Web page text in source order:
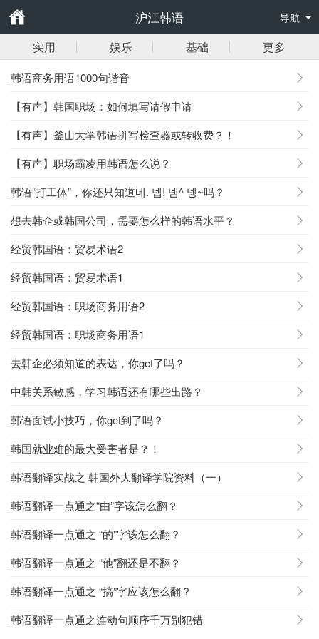
沪江韩语 导航
实用 娱乐 基础 更多
韩语商务用语1000句谐音
【有声】韩国职场：如何填写请假申请
【有声】釜山大学韩语拼写检查器或转收费？！
【有声】职场霸凌用韩语怎么说？
韩语“打工体”，你还只知道네. 넵! 넴^ 넹~吗？
想去韩企或韩国公司，需要怎么样的韩语水平？
经贸韩国语：贸易术语2
经贸韩国语：贸易术语1
经贸韩国语：职场商务用语2
经贸韩国语：职场商务用语1
去韩企必须知道的表达，你get了吗？
中韩关系敏感，学习韩语还有哪些出路？
韩语面试小技巧，你get到了吗？
韩国就业难的最大受害者是？！
韩语翻译实战之 韩国外大翻译学院资料（一）
韩语翻译一点通之“由”字该怎么翻？
韩语翻译一点通之 “的”字该怎么翻？
韩语翻译一点通之 “他”翻还是不翻？
韩语翻译一点通之 “搞”字应该怎么翻？
韩语翻译一点通之连动句顺序千万别犯错